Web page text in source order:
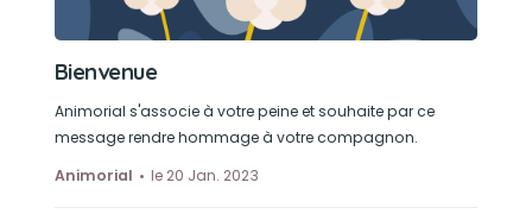
Bienvenue
Animorial s'associe à votre peine et souhaite par ce
message rendre hommage à votre compagnon.
Animorial
le 20 Jan. 2023